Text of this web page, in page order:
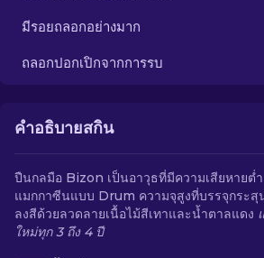
มีรอยถลอกอย่างมาก
ถลอกปอกเปิกจากการรบ
คำอธิบายสกิน
ปืนกลมือ Bizon เป็นอาวุธที่มีความเสียหายต่
แมกกาซีนแบบ Drum ความจุสูงที่บรรจุกระสุ
ลงสีด้วยลวดลายเนื้อไม้สีเทาและน้ำตาลแดง
ใหม่ทุก 3 ถึง 4 ปี